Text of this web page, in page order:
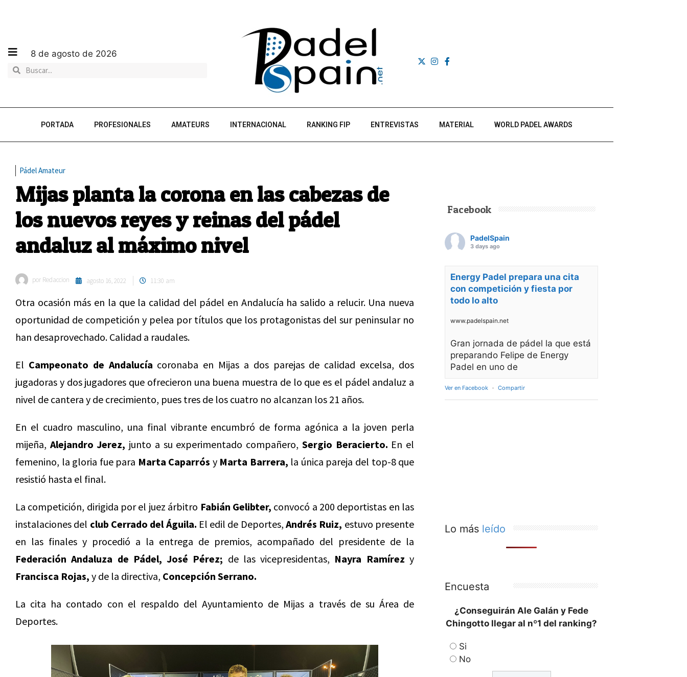
8 de agosto de 2026
PORTADA PROFESIONALES AMATEURS INTERNACIONAL RANKING FIP ENTREVISTAS MATERIAL WORLD PADEL AWARDS
Pádel Amateur
Mijas planta la corona en las cabezas de
los nuevos reyes y reinas del pádel
andaluz al máximo nivel
por Redaccion agosto 16, 2022 11:30 am
Otra ocasión más en la que la calidad del pádel en Andalucía ha salido a relucir. Una nueva
oportunidad de competición y pelea por títulos que los protagonistas del sur peninsular no
han desaprovechado. Calidad a raudales.
El Campeonato de Andalucía coronaba en Mijas a dos parejas de calidad excelsa, dos
jugadoras y dos jugadores que ofrecieron una buena muestra de lo que es el pádel andaluz a
nivel de cantera y de crecimiento, pues tres de los cuatro no alcanzan los 21 años.
En el cuadro masculino, una final vibrante encumbró de forma agónica a la joven perla
mijeña, Alejandro Jerez, junto a su experimentado compañero, Sergio Beracierto. En el
femenino, la gloria fue para Marta Caparrós y Marta Barrera, la única pareja del top-8 que
resistió hasta el final.
La competición, dirigida por el juez árbitro Fabián Gelibter, convocó a 200 deportistas en las
instalaciones del club Cerrado del Águila. El edil de Deportes,Andrés Ruiz, estuvo presente
en las finales y procedió a la entrega de premios, acompañado del presidente de la
Federación Andaluza de Pádel, José Pérez; de las vicepresidentas, Nayra Ramírez y
Francisca Rojas, y de la directiva, Concepción Serrano.
La cita ha contado con el respaldo del Ayuntamiento de Mijas a través de su Área de
Deportes.
Facebook
PadelSpain
3 days ago
Energy Padel prepara una cita
con competición y fiesta por
todo lo alto
www.padelspain.net
Gran jornada de pádel la que está
preparando Felipe de Energy
Padel en uno de
Ver en Facebook · Compartir
Lo más leído
Encuesta
¿Conseguirán Ale Galán y Fede
Chingotto llegar al nº1 del ranking?
Si
No